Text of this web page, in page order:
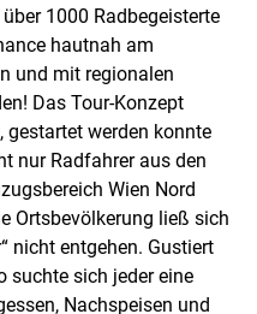
1000 Radbegeisterte
hautnah am
und mit regionalen
Das Tour-Konzept
gestartet werden konnte
nur Radfahrer aus den
Wien Nord
Ortsbevölkerung ließ sich
nicht entgehen. Gustiert
suchte sich jeder eine
Nachspeisen und